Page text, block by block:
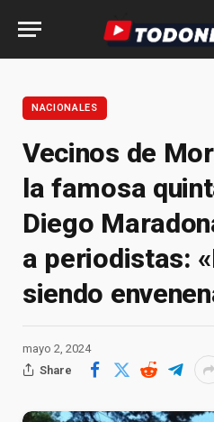
NACIONALES
Vecinos de
la famosa
Diego
a periodistas:
siendo
mayo 2, 2024
Share